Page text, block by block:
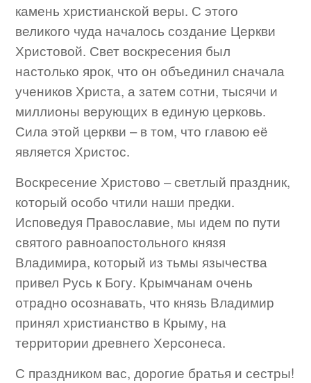
камень христианской веры. С этого
великого чуда началось создание Церкви
Христовой. Свет воскресения был
настолько ярок, что он объединил сначала
учеников Христа, а затем сотни, тысячи и
миллионы верующих в единую церковь.
Сила этой церкви – в том, что главою её
является Христос.
Воскресение Христово – светлый праздник,
который особо чтили наши предки.
Исповедуя Православие, мы идем по пути
святого равноапостольного князя
Владимира, который из тьмы язычества
привел Русь к Богу. Крымчанам очень
отрадно осознавать, что князь Владимир
принял христианство в Крыму, на
территории древнего Херсонеса.
С праздником вас, дорогие братья и сестры!